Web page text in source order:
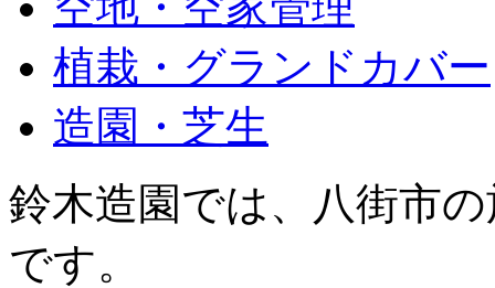
植栽・グランドカバー
造園・芝生
鈴木造園では、八街市
です。